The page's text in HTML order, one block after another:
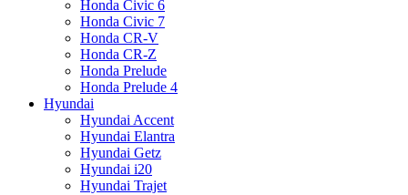
Honda Civic 6
Honda Civic 7
Honda CR-V
Honda CR-Z
Honda Prelude
Honda Prelude 4
Hyundai
Hyundai Accent
Hyundai Elantra
Hyundai Getz
Hyundai i20
Hyundai Trajet